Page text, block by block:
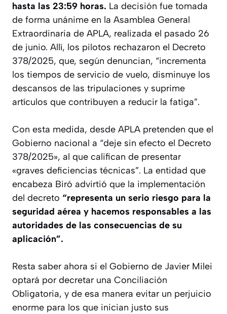
hasta las 23:59 horas. La decisión fue tomada
de forma unánime en la Asamblea General
Extraordinaria de APLA, realizada el pasado 26
de junio. Allí, los pilotos rechazaron el Decreto
378/2025, que, según denuncian, “incrementa
los tiempos de servicio de vuelo, disminuye los
descansos de las tripulaciones y suprime
artículos que contribuyen a reducir la fatiga”.
Con esta medida, desde APLA pretenden que el
Gobierno nacional a “deje sin efecto el Decreto
378/2025», al que califican de presentar
«graves deficiencias técnicas”. La entidad que
encabeza Biró advirtió que la implementación
del decreto “representa un serio riesgo para la
seguridad aérea y hacemos responsables a las
autoridades de las consecuencias de su
aplicación”.
Resta saber ahora si el Gobierno de Javier Milei
optará por decretar una Conciliación
Obligatoria, y de esa manera evitar un perjuicio
enorme para los que inician justo sus